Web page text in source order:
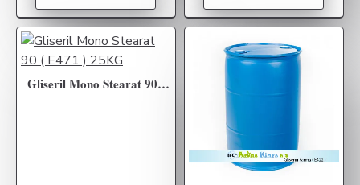
Gliseril Mono Stearat 90 ( E471 ) 25KG